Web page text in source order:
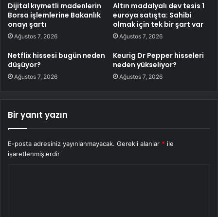
Dijital kıymetli madenlerin
Borsa işlemlerine Bakanlık
onayı şartı
Ağustos 7, 2026
Altın madalyalı dev tesis 1
euroya satışta: Sahibi
olmak için tek bir şart var
Ağustos 7, 2026
Netflix hissesi bugün neden
düşüyor?
Ağustos 7, 2026
Keurig Dr Pepper hisseleri
neden yükseliyor?
Ağustos 7, 2026
Bir yanıt yazın
E-posta adresiniz yayınlanmayacak. Gerekli alanlar * ile
işaretlenmişlerdir